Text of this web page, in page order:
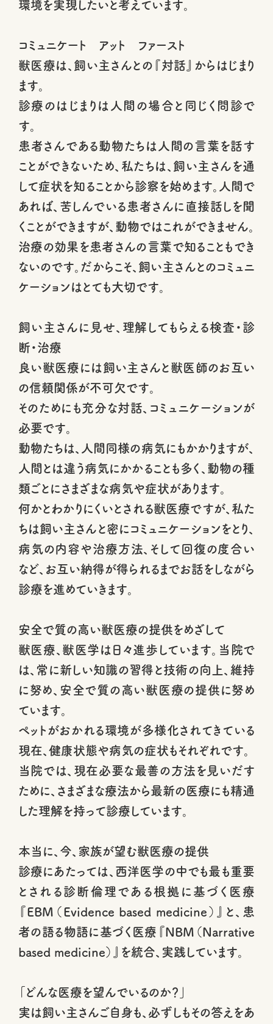
環境を実現したいと考えています。
コミュニケート アット ファースト
獣医療は、飼い主さんとの『対話』からはじまり
ます。
診療のはじまりは人間の場合と同じく問診で
す。
患者さんである動物たちは人間の言葉を話す
ことができないため、私たちは、飼い主さんを通
して症状を知ることから診察を始めます。人間で
あれば、苦しんでいる患者さんに直接話しを聞
くことができますが、動物ではこれができません。
治療の効果を患者さんの言葉で知ることもでき
ないのです。だからこそ、飼い主さんとのコミュニ
ケーションはとても大切です。
飼い主さんに見せ、理解してもらえる検査・診
断・治療
良い獣医療には飼い主さんと獣医師のお互い
の信頼関係が不可欠です。
そのためにも充分な対話、コミュニケーションが
必要です。
動物たちは、人間同様の病気にもかかりますが、
人間とは違う病気にかかることも多く、動物の種
類ごとにさまざまな病気や症状があります。
何かとわかりにくいとされる獣医療ですが、私た
ちは飼い主さんと密にコミュニケーションをとり、
病気の内容や治療方法、そして回復の度合い
など、お互い納得が得られるまでお話をしながら
診療を進めていきます。
安全で質の高い獣医療の提供をめざして
獣医療、獣医学は日々進歩しています。当院で
は、常に新しい知識の習得と技術の向上、維持
に努め、安全で質の高い獣医療の提供に努め
ています。
ペットがおかれる環境が多様化されてきている
現在、健康状態や病気の症状もそれぞれです。
当院では、現在必要な最善の方法を見いだす
ために、さまざまな療法から最新の医療にも精通
した理解を持って診療しています。
本当に、今、家族が望む獣医療の提供
診療にあたっては、西洋医学の中でも最も重要
とされる診断倫理である根拠に基づく医療
『EBM（Evidence based medicine）』と、患
者の語る物語に基づく医療『NBM（Narrative
based medicine）』を統合、実践しています。
「どんな医療を望んでいるのか？」
実は飼い主さんご自身も、必ずしもその答えをあ